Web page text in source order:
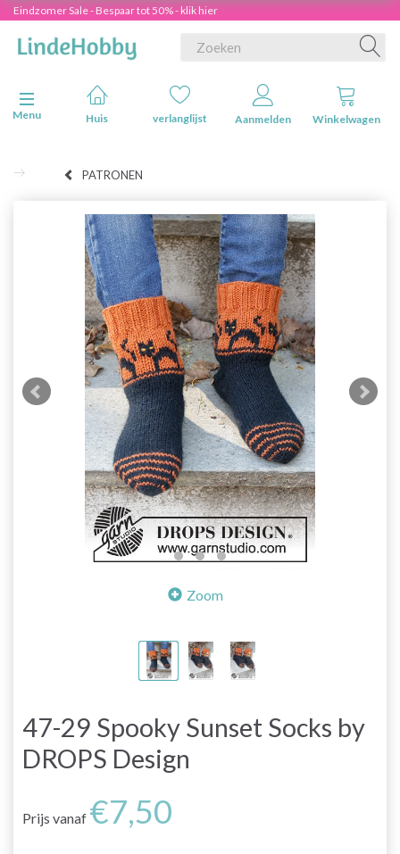
Eindzomer Sale - Bespaar tot 50% - klik hier
Navigatie in-/uitschakelen
Menu
Huis verlanglijst Aanmelden Winkelwagen
PATRONEN
Zoom
47-29 Spooky Sunset Socks by
DROPS Design
Prijs vanaf €7,50